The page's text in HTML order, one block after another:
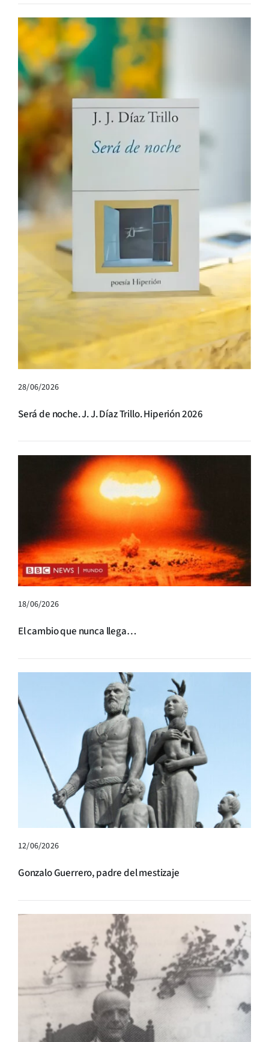
28/06/2026
Será de noche. J. J. Díaz Trillo. Hiperión 2026
18/06/2026
El cambio que nunca llega…
12/06/2026
Gonzalo Guerrero, padre del mestizaje